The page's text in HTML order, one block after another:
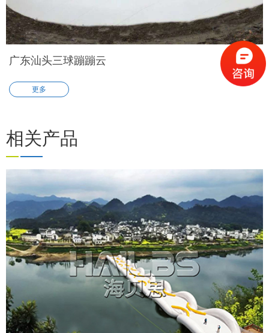
广东汕头三球蹦蹦云
更多
相关产品